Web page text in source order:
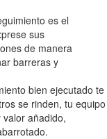
es el
sus
de manera
barreras y
bien ejecutado te
se rinden, tu equipo
añadido,